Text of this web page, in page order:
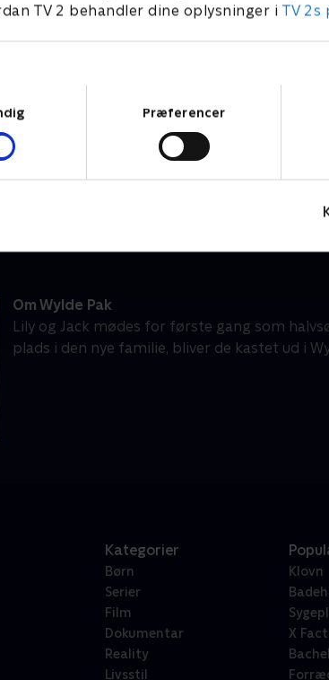
TV 2 behandler dine oplysninger i TV
Præferencer
Om Wylde Pak
Lily og Jack mødes for første gang som
plads i den nye familie, bliver de kastet ud i
Kategorier
Børn
Serier
Film
Dokumentar
Reality
Livsstil
Klovn
X